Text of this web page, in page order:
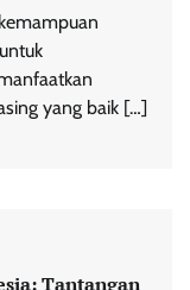
yang baik […]
Tantangan